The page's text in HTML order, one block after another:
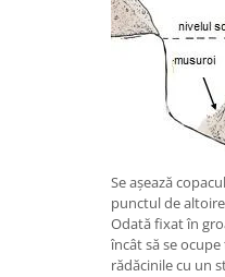
Se așează
punctul de
Odată fixat în
încât să se
rădăcinile cu un